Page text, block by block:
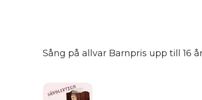
Sång på allvar Barnpris upp till 16